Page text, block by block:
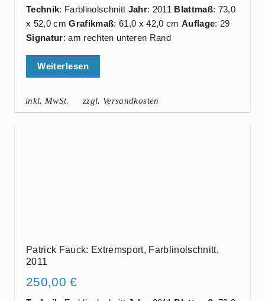
Technik: Farblinolschnitt Jahr: 2011 Blattmaß: 73,0
x 52,0 cmGrafikmaß: 61,0 x 42,0 cmAuflage: 29
Signatur: am rechten unteren Rand
Weiterlesen
inkl. MwSt. zzgl. Versandkosten
Patrick Fauck: Extremsport, Farblinolschnitt,
2011
250,00€